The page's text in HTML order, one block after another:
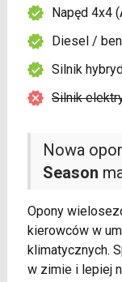
Nowa
Season
Opony
kierowców w
klimatycznych.
w zimie i lepiej
Napęd 4x4
Diesel /
Silnik
Silnik